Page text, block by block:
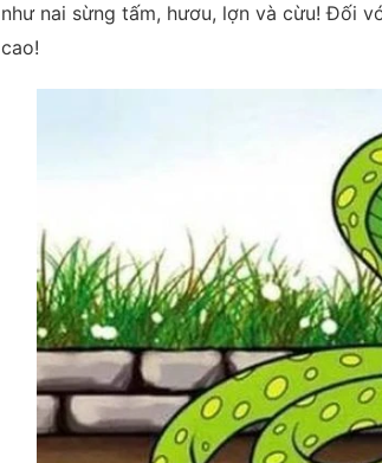
như nai sừng tấm, hươu, lợn và cừu! Đối
cao!